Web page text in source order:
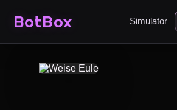
BotBox Simulator